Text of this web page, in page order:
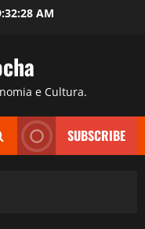
AM
e Cultura.
SUBSCRIBE